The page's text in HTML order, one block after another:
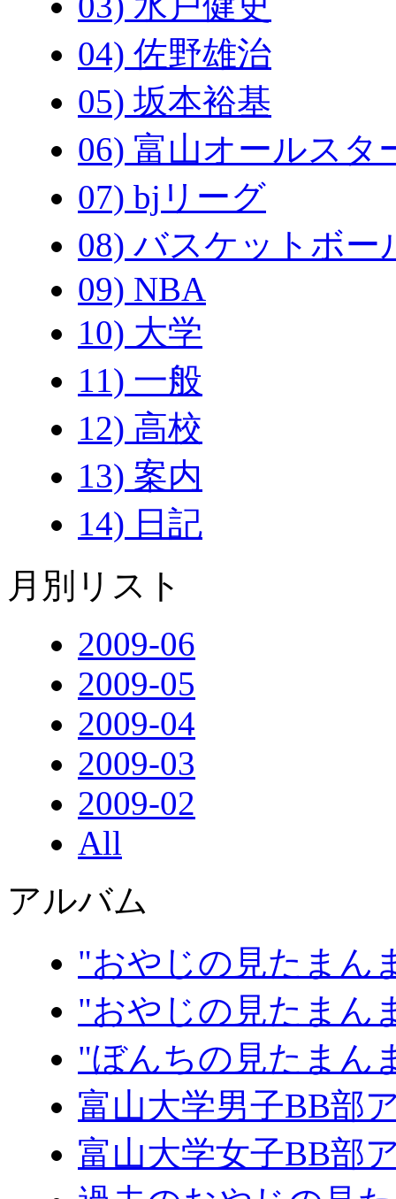
04) 佐野雄治
05) 坂本裕基
06) 富山オールスタ
07) bjリーグ
08) バスケットボー
09) NBA
10) 大学
11) 一般
12) 高校
13) 案内
14) 日記
月別リスト
2009-06
2009-05
2009-04
2009-03
2009-02
All
アルバム
"おやじの見たまん
"おやじの見たまん
"ぼんちの見たまん
富山大学男子BB部
富山大学女子BB部